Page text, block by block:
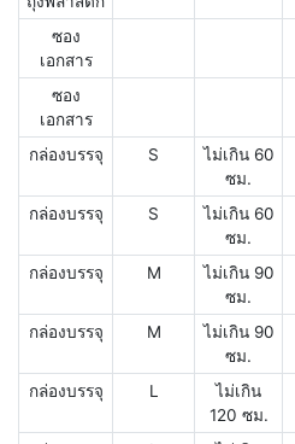
ซอง
เอกสาร
ซอง
เอกสาร
กล่องบรรจุ S
ไม่เกิน 60
ซม.
กล่องบรรจุ S
ไม่เกิน 60
ซม.
กล่องบรรจุ M
ไม่เกิน 90
ซม.
กล่องบรรจุ M
ไม่เกิน 90
ซม.
กล่องบรรจุ L
ไม่เกิน
120 ซม.